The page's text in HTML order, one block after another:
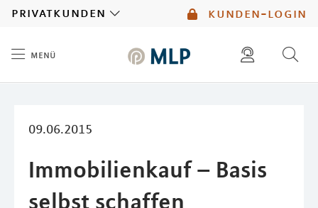
kunden-login
privatkunden
menü
09.06.2015
Immobilienkauf – Basis
selbst schaffen